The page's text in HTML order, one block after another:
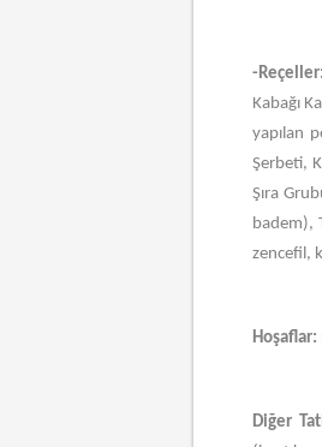
-Reçeller:
Kabağı
yapılan
Şerbeti,
Şıra
badem),
zencefil,
Hoşaflar:
Diğer